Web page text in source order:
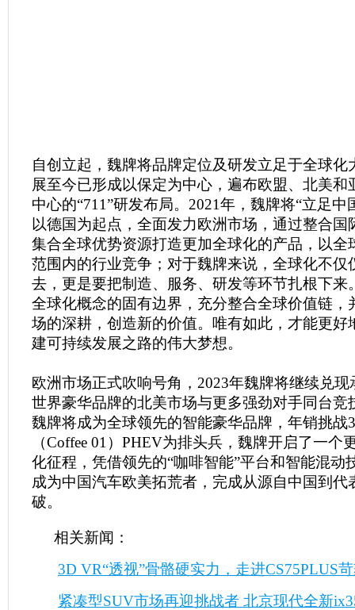
自创立起，魏牌将品牌定位及研发立足于全球化
展至今已形成以保定为中心，遍布欧盟、北美和
中心的“711”研发布局。2021年，魏牌将“立足中
以德国为起点，全面发力欧洲市场，通过整合国
集合全球优势资源打造更加全球化的产品，以全
范围内的行业竞争；对于魏牌来说，全球化不仅
去，更是要把制造、服务、研发等环节扎根下来
全球化概念的固有边界，充分整合全球价值链，
场的深耕，创造新的价值。唯有如此，才能更好
建可持续发展之路的伟大梦想。
欧洲市场正式吹响号角，2023年魏牌将继续兑
世界豪华品牌的北美市场与更多强劲对手同台竞
魏牌将成为全球领先的智能豪华品牌，年销挑战
（Coffee 01）PHEV为排头兵，魏牌开启了一个
化征程，凭借领先的“咖啡智能”平台和智能混动
成为中国汽车欧美拓荒者，完成从源自中国到代
破。
相关新闻：
3D VR“透视”骨骼硬实力，走进CS75PLUS
紧凑型SUV市场再迎挑战者 北京现代全新